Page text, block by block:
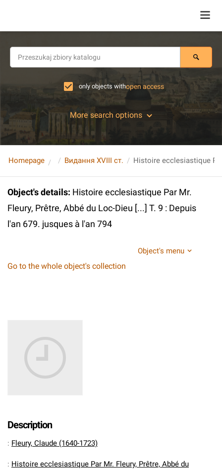
only objects withopen access
More search options
Homepage Видання XVIII ст.
Object's details: Histoire ecclesiastique Par Mr.
Fleury, Prêtre, Abbé du Loc-Dieu [...] T. 9 : Depuis
l'an 679. jusques à l'an 794
Object's menu
Go to the whole object's collection
Description
: Fleury, Claude (1640-1723)
: Histoire ecclesiastique Par Mr. Fleury, Prêtre, Abbé du